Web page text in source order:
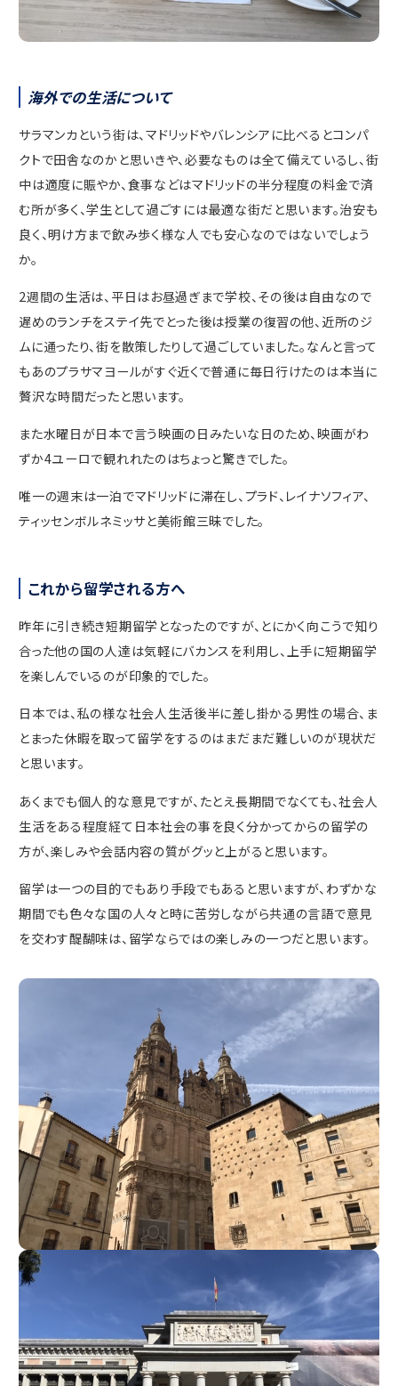
海外での生活について
サラマンカという街は、マドリッドやバレンシアに比べるとコンパ
クトで田舎なのかと思いきや、必要なものは全て備えているし、街
中は適度に賑やか、食事などはマドリッドの半分程度の料金で済
む所が多く、学生として過ごすには最適な街だと思います。治安も
良く、明け方まで飲み歩く様な人でも安心なのではないでしょう
か。
2週間の生活は、平日はお昼過ぎまで学校、その後は自由なので
遅めのランチをステイ先でとった後は授業の復習の他、近所のジ
ムに通ったり、街を散策したりして過ごしていました。なんと言って
もあのプラサマヨールがすぐ近くで普通に毎日行けたのは本当に
贅沢な時間だったと思います。
また水曜日が日本で言う映画の日みたいな日のため、映画がわ
ずか4ユーロで観れれたのはちょっと驚きでした。
唯一の週末は一泊でマドリッドに滞在し、プラド、レイナソフィア、
ティッセンボルネミッサと美術館三昧でした。
これから留学される方へ
昨年に引き続き短期留学となったのですが、とにかく向こうで知り
合った他の国の人達は気軽にバカンスを利用し、上手に短期留学
を楽しんでいるのが印象的でした。
日本では、私の様な社会人生活後半に差し掛かる男性の場合、ま
とまった休暇を取って留学をするのはまだまだ難しいのが現状だ
と思います。
あくまでも個人的な意見ですが、たとえ長期間でなくても、社会人
生活をある程度経て日本社会の事を良く分かってからの留学の
方が、楽しみや会話内容の質がグッと上がると思います。
留学は一つの目的でもあり手段でもあると思いますが、わずかな
期間でも色々な国の人々と時に苦労しながら共通の言語で意見
を交わす醍醐味は、留学ならではの楽しみの一つだと思います。